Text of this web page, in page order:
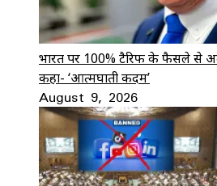
भारत पर 100% टैरिफ के फैसले से
कहा- ‘आत्मघाती कदम’
August 9, 2026